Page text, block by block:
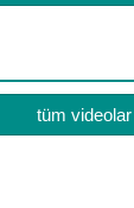
tüm videolar